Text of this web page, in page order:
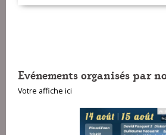
Evénements organisés par
Votre affiche ici